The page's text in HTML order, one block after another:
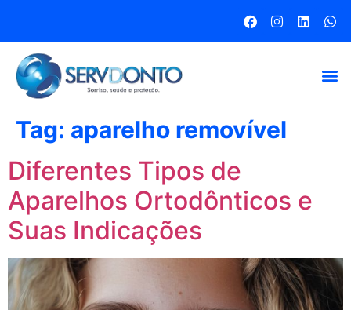
Tag: aparelho removível
Diferentes Tipos de
Aparelhos Ortodônticos e
Suas Indicações